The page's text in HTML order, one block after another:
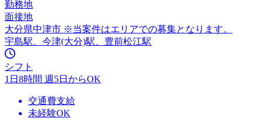
勤務地
面接地
大分県中津市 ※当案件はエリアでの募集となります。
宇島駅、今津(大分)駅、豊前松江駅
シフト
1日8時間 週5日からOK
交通費支給
未経験OK